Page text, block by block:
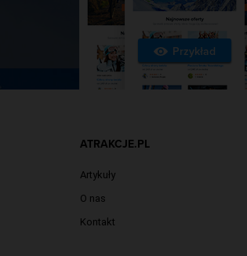
Przykład
ATRAKCJE.PL
Artykuły
O nas
Kontakt